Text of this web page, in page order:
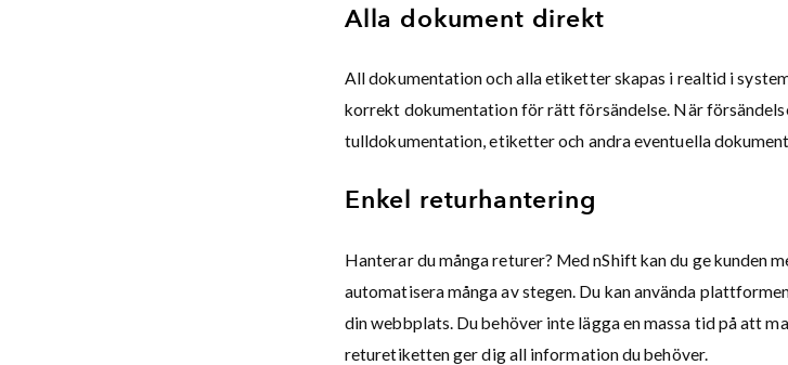
Alla dokument direkt
All dokumentation och alla etiketter skapas i realtid i
korrekt dokumentation för rätt försändelse. När
tulldokumentation, etiketter och andra eventuella
Enkel returhantering
Hanterar du många returer? Med nShift kan du ge kunden
automatisera många av stegen. Du kan använda
din webbplats. Du behöver inte lägga en massa tid på att
returetiketten ger dig all information du behöver.